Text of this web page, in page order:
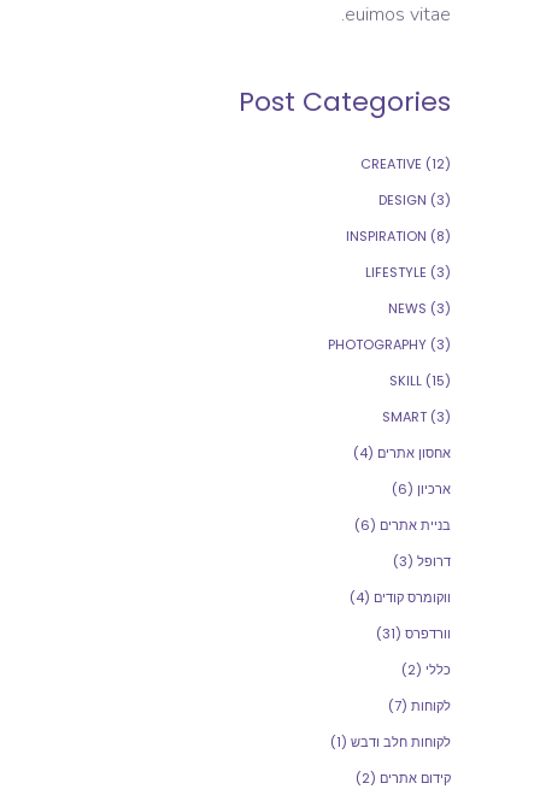
euimos vitae.
Post Categories
CREATIVE (12)
DESIGN (3)
INSPIRATION (8)
LIFESTYLE (3)
NEWS (3)
PHOTOGRAPHY (3)
SKILL (15)
SMART (3)
אחסון אתרים (4)
ארכיון (6)
בניית אתרים (6)
דרופל (3)
ווקומרס קודים (4)
וורדפרס (31)
כללי (2)
לקוחות (7)
לקוחות חלב ודבש (1)
קידום אתרים (2)